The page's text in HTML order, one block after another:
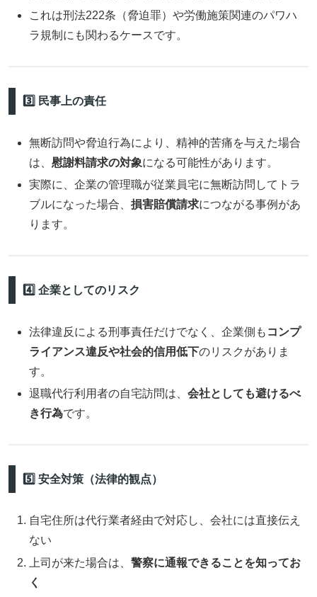
これは刑法222条（脅迫罪）や労働施策関連のパワハ
ラ規制にも関わるケースです。
3️⃣ 民事上の責任
無断訪問や脅迫行為により、精神的苦痛を与えた場合
は、慰謝料請求の対象になる可能性があります。
実際に、企業の管理職が従業員宅に無断訪問してトラ
ブルになった場合、損害賠償請求につながる事例があ
ります。
4️⃣ 企業としてのリスク
法律違反による刑事責任だけでなく、企業側も コンプ
ライアンス違反や社会的信用低下のリスクがありま
す。
退職代行利用者の自宅訪問は、会社としても避けるべ
き行為です。
5️⃣ 安全対策（法律的観点）
自宅住所は代行業者経由で対応し、会社には直接伝え
ない
上司が来た場合は、警察に通報できることを知ってお
く